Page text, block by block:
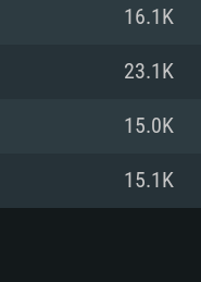
넷
(최소 클라이언
넷
(최소 클라이언
16.1K
23.1K
15.0K
15.1K